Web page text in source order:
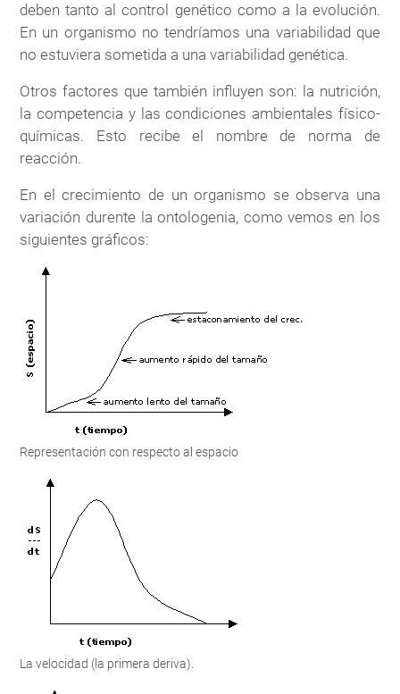
deben tanto al control genético como a la evolución.
En un organismo no tendríamos una variabilidad que
no estuviera sometida a una variabilidad genética.
Otros factores que también influyen son: la nutrición,
la competencia y las condiciones ambientales físico-
químicas. Esto recibe el nombre de norma de
reacción.
En el crecimiento de un organismo se observa una
variación durente la ontologenia, como vemos en los
siguientes gráficos:
Representación con respecto al espacio
La velocidad (la primera deriva).